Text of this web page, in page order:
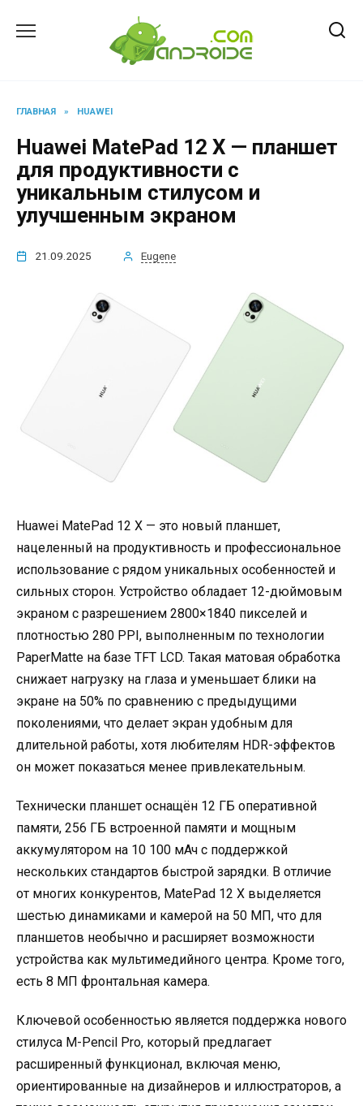
ГЛАВНАЯ » HUAWEI
Huawei MatePad 12 X — планшет
для продуктивности с
уникальным стилусом и
улучшенным экраном
21.09.2025 Eugene
Huawei MatePad 12 X — это новый планшет,
нацеленный на продуктивность и профессиональное
использование с рядом уникальных особенностей и
сильных сторон. Устройство обладает 12-дюймовым
экраном с разрешением 2800×1840 пикселей и
плотностью 280 PPI, выполненным по технологии
PaperMatte на базе TFT LCD. Такая матовая обработка
снижает нагрузку на глаза и уменьшает блики на
экране на 50% по сравнению с предыдущими
поколениями, что делает экран удобным для
длительной работы, хотя любителям HDR-эффектов
он может показаться менее привлекательным.
Технически планшет оснащён 12 ГБ оперативной
памяти, 256 ГБ встроенной памяти и мощным
аккумулятором на 10 100 мАч с поддержкой
нескольких стандартов быстрой зарядки. В отличие
от многих конкурентов, MatePad 12 X выделяется
шестью динамиками и камерой на 50 МП, что для
планшетов необычно и расширяет возможности
устройства как мультимедийного центра. Кроме того,
есть 8 МП фронтальная камера.
Ключевой особенностью является поддержка нового
стилуса M-Pencil Pro, который предлагает
расширенный функционал, включая меню,
ориентированные на дизайнеров и иллюстраторов, а